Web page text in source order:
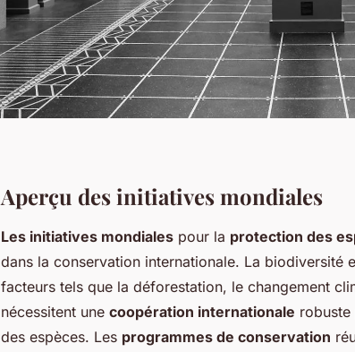
Aperçu des initiatives mondiales
Les initiatives mondiales pour la protection des
dans la conservation internationale. La biodiversité
facteurs tels que la déforestation, le changement
nécessitent une coopération internationale
des espèces. Les programmes de conservation